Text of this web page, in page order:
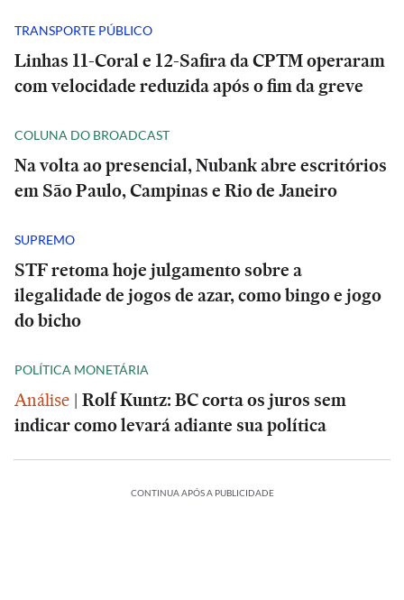
TRANSPORTE PÚBLICO
Linhas 11-Coral e 12-Safira da CPTM operaram
com velocidade reduzida após o fim da greve
COLUNA DO BROADCAST
Na volta ao presencial, Nubank abre escritórios
em São Paulo, Campinas e Rio de Janeiro
SUPREMO
STF retoma hoje julgamento sobre a
ilegalidade de jogos de azar, como bingo e jogo
do bicho
POLÍTICA MONETÁRIA
Análise | Rolf Kuntz: BC corta os juros sem
indicar como levará adiante sua política
CONTINUA APÓS A PUBLICIDADE